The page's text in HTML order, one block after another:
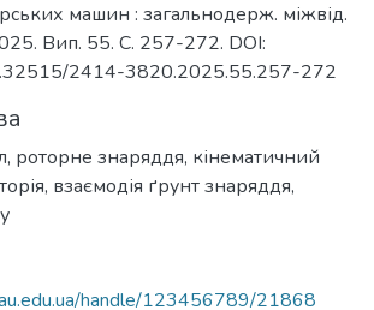
машин : загальнодерж. міжвід.
Вип. 55. С. 257-272. DOI:
2414-3820.2025.55.257-272
, роторне знаряддя, кінематичний
, взаємодія ґрунт знаряддя,
handle/123456789/21868